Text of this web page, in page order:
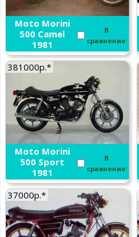
Moto Morini
500 Camel
1981
В
сравнение
381000р.*
Moto Morini
500 Sport
1981
В
сравнение
37000р.*